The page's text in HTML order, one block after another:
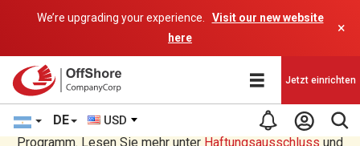
We’re upgrading your experience.
Visit our new website
here
×
DE USD
Jetzt einrichten
Sie lesen eine Deutsche Übersetzung durch ein AI-
Programm. Lesen Sie mehr unter Haftungsausschluss und